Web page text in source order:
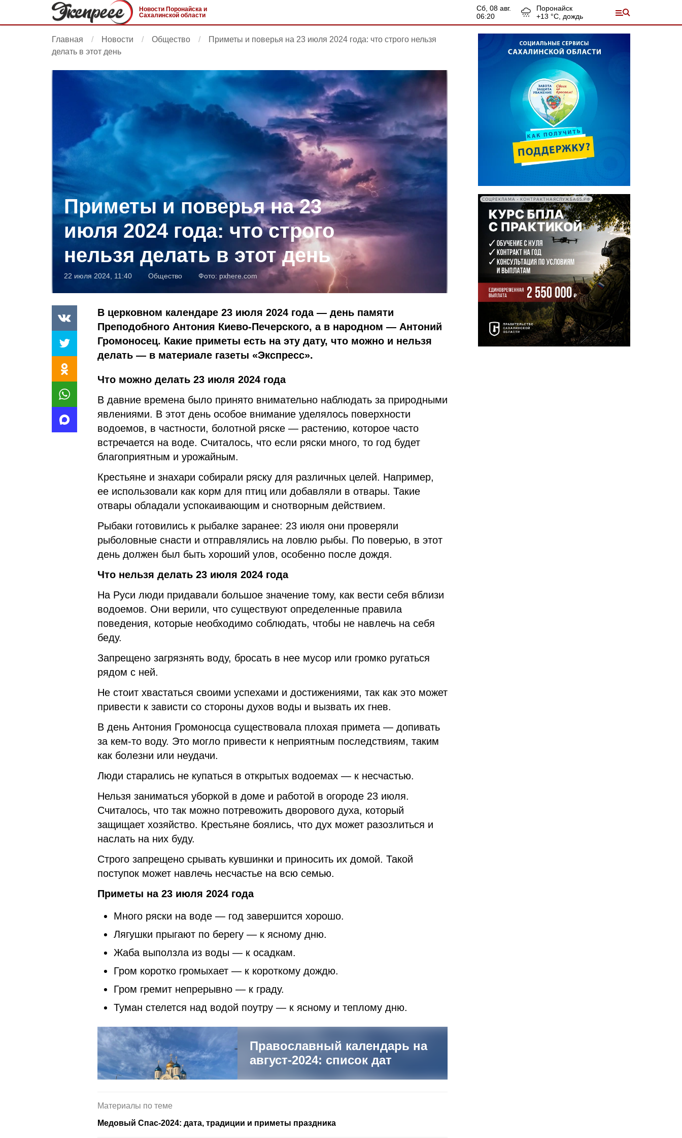
Новости Поронайска и
Сахалинской области
сб, 08 авг.
06:20
Поронайск
+13 °С, дождь
Главная Новости Общество
Приметы и поверья на 23 июля 2024 года: что строго нельзя
делать в этот день
Приметы и поверья на 23
июля 2024 года: что строго
нельзя делать в этот день
22 июля 2024, 11:40 Общество Фото: pxhere.com
В церковном календаре 23 июля 2024 года — день памяти
Преподобного Антония Киево-Печерского, а в народном — Антоний
Громоносец. Какие приметы есть на эту дату, что можно и нельзя
делать — в материале газеты «Экспресс».
Что можно делать 23 июля 2024 года
В давние времена было принято внимательно наблюдать за природными
явлениями. В этот день особое внимание уделялось поверхности
водоемов, в частности, болотной ряске — растению, которое часто
встречается на воде. Считалось, что если ряски много, то год будет
благоприятным и урожайным.
Крестьяне и знахари собирали ряску для различных целей. Например,
ее использовали как корм для птиц или добавляли в отвары. Такие
отвары обладали успокаивающим и снотворным действием.
Рыбаки готовились к рыбалке заранее: 23 июля они проверяли
рыболовные снасти и отправлялись на ловлю рыбы. По поверью, в этот
день должен был быть хороший улов, особенно после дождя.
Что нельзя делать 23 июля 2024 года
На Руси люди придавали большое значение тому, как вести себя вблизи
водоемов. Они верили, что существуют определенные правила
поведения, которые необходимо соблюдать, чтобы не навлечь на себя
беду.
Запрещено загрязнять воду, бросать в нее мусор или громко ругаться
рядом с ней.
Не стоит хвастаться своими успехами и достижениями, так как это может
привести к зависти со стороны духов воды и вызвать их гнев.
В день Антония Громоносца существовала плохая примета — допивать
за кем-то воду. Это могло привести к неприятным последствиям, таким
как болезни или неудачи.
Люди старались не купаться в открытых водоемах — к несчастью.
Нельзя заниматься уборкой в доме и работой в огороде 23 июля.
Считалось, что так можно потревожить дворового духа, который
защищает хозяйство. Крестьяне боялись, что дух может разозлиться и
наслать на них буду.
Строго запрещено срывать кувшинки и приносить их домой. Такой
поступок может навлечь несчастье на всю семью.
Приметы на 23 июля 2024 года
Много ряски на воде — год завершится хорошо.
Лягушки прыгают по берегу — к ясному дню.
Жаба выползла из воды — к осадкам.
Гром коротко громыхает — к короткому дождю.
Гром гремит непрерывно — к граду.
Туман стелется над водой поутру — к ясному и теплому дню.
Православный календарь на
август-2024: список дат
Материалы по теме
Медовый Спас-2024: дата, традиции и приметы праздника
СОЦРЕКЛАМА • КОНТРАКТНАЯСЛУЖБА65.РФ